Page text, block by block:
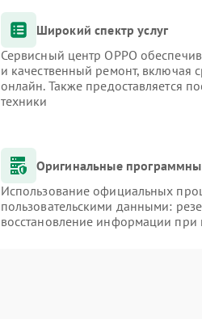
Широкий спектр услуг
Сервисный центр OPPO
и качественный ремонт, включая
онлайн. Также предоставляется
техники
Оригинальные
Использование официальных
пользовательскими данными:
восстановление информации при